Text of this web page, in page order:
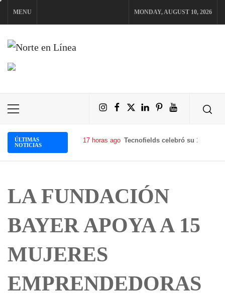
Skip
to
content
MENU MONDAY, AUGUST 10, 2026
NORTE EN LÍNEA
Primary
InstagramFacebook
X LinkedInPinterestYouTube
ÚLTIMAS
NOTICIAS
17 horas ago Tecnofields celebró su 10.ª
LA FUNDACIÓN
BAYER APOYA A 15
MUJERES
EMPRENDEDORAS